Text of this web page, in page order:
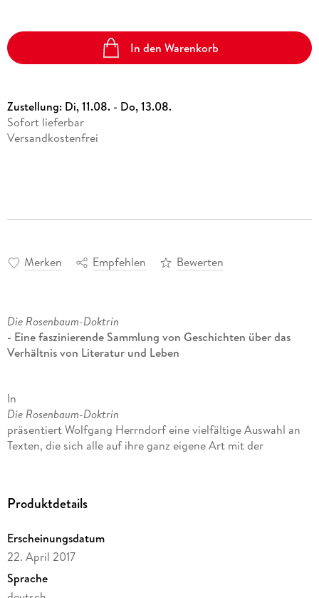
In den Warenkorb
Zustellung: Di, 11.08. - Do, 13.08.
Sofort lieferbar
Versandkostenfrei
Merken Empfehlen Bewerten
Die Rosenbaum-Doktrin
- Eine faszinierende Sammlung von Geschichten über das
Verhältnis von Literatur und Leben
In
Die Rosenbaum-Doktrin
präsentiert Wolfgang Herrndorf eine vielfältige Auswahl an
Texten, die sich alle auf ihre ganz eigene Art mit der
Roman bis hin zu einer dreisten Reportage aus dem
Wahrheit und Erfindung mit seinem unverwechselbaren Stil.
Ergänzt wird die Sammlung durch persönliche Bekenntnisse
zum Thema Scham und Ekel sowie ein bisher
Produktdetails
Erscheinungsdatum
22. April 2017
Sprache